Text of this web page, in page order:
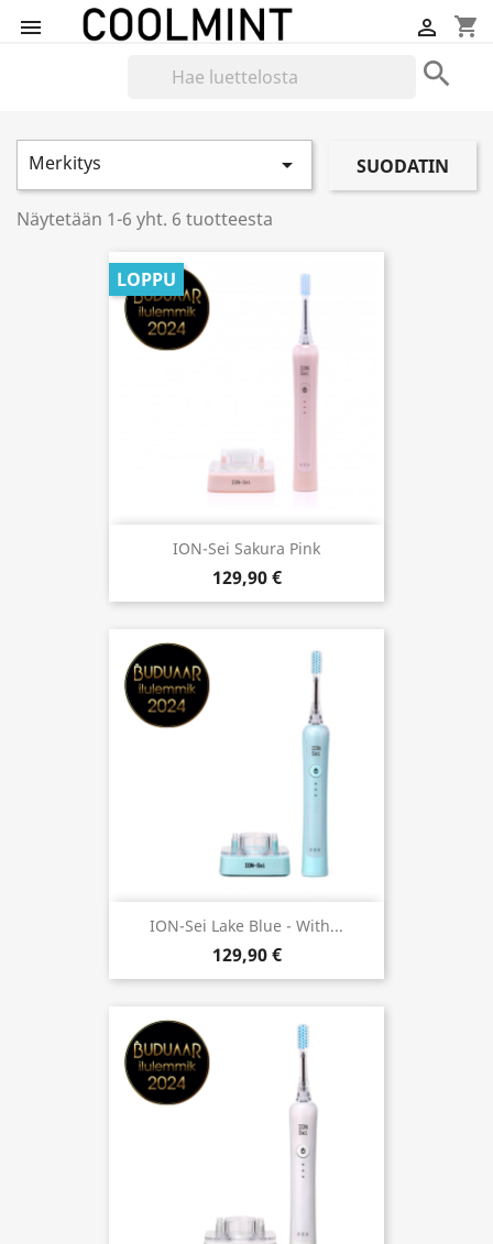
 shopping_cart


Merkitys  SUODATIN
Näytetään 1-6 yht. 6 tuotteesta
ION-Sei Sakura Pink
129,90 €
LOPPU
ION-Sei Lake Blue - With...
129,90 €